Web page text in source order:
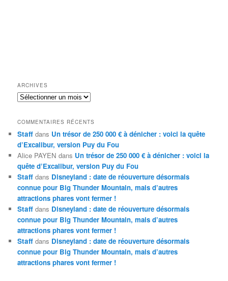
ARCHIVES
Archives
COMMENTAIRES RÉCENTS
Staff dans Un trésor de 250 000 € à dénicher : voici la quête
d’Excalibur, version Puy du Fou
Alice PAYEN dans Un trésor de 250 000 € à dénicher : voici la
quête d’Excalibur, version Puy du Fou
Staff dans Disneyland : date de réouverture désormais
connue pour Big Thunder Mountain, mais d’autres
attractions phares vont fermer !
Staff dans Disneyland : date de réouverture désormais
connue pour Big Thunder Mountain, mais d’autres
attractions phares vont fermer !
Staff dans Disneyland : date de réouverture désormais
connue pour Big Thunder Mountain, mais d’autres
attractions phares vont fermer !